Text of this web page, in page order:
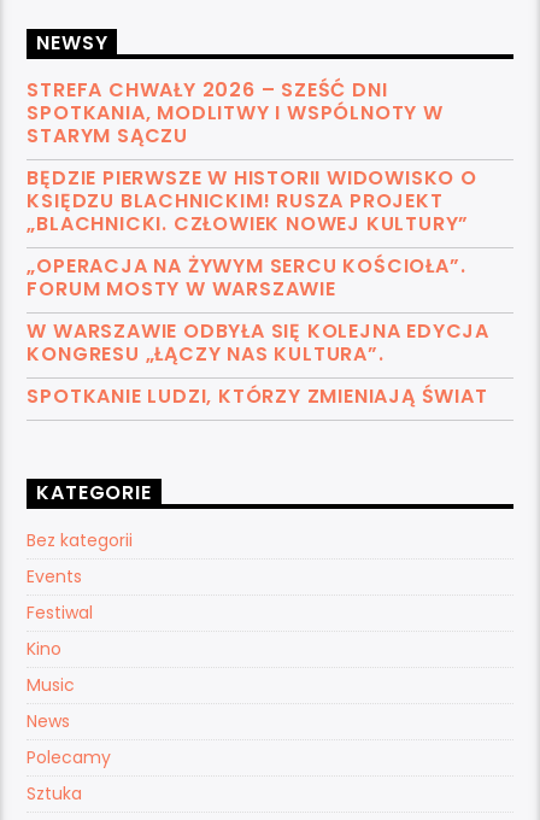
NEWSY
STREFA CHWAŁY 2026 – SZEŚĆ DNI
SPOTKANIA, MODLITWY I WSPÓLNOTY W
STARYM SĄCZU
BĘDZIE PIERWSZE W HISTORII WIDOWISKO O
KSIĘDZU BLACHNICKIM! RUSZA PROJEKT
„BLACHNICKI. CZŁOWIEK NOWEJ KULTURY”
„OPERACJA NA ŻYWYM SERCU KOŚCIOŁA”.
FORUM MOSTY W WARSZAWIE
W WARSZAWIE ODBYŁA SIĘ KOLEJNA EDYCJA
KONGRESU „ŁĄCZY NAS KULTURA”.
SPOTKANIE LUDZI, KTÓRZY ZMIENIAJĄ ŚWIAT
KATEGORIE
Bez kategorii
Events
Festiwal
Kino
Music
News
Polecamy
Sztuka